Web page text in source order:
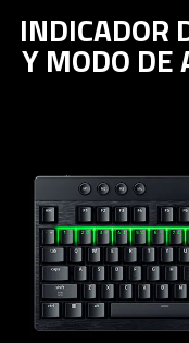
INDICADOR
Y MODO DE